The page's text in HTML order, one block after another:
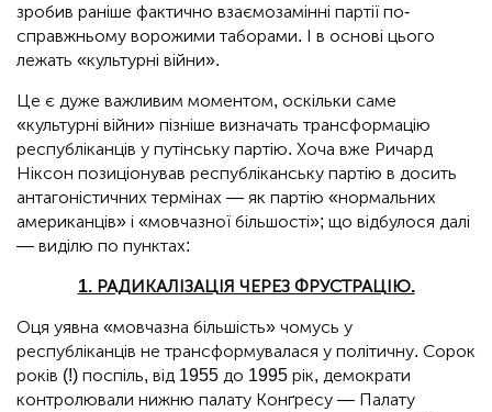
зробив раніше фактично взаємозамінні партії по-
справжньому ворожими таборами. І в основі цього
лежать «культурні війни».
Це є дуже важливим моментом, оскільки саме
«культурні війни» пізніше визначать трансформацію
республіканців у путінську партію. Хоча вже Ричард
Ніксон позиціонував республіканську партію в досить
антагоністичних термінах — як партію «нормальних
американців» і «мовчазної більшості»; що відбулося далі
— виділю по пунктах:
1. РАДИКАЛІЗАЦІЯ ЧЕРЕЗ ФРУСТРАЦІЮ.
Оця уявна «мовчазна більшість» чомусь у
республіканців не трансформувалася у політичну. Сорок
років (!) поспіль, від 1955 до 1995 рік, демократи
контролювали нижню палату Конґресу — Палату